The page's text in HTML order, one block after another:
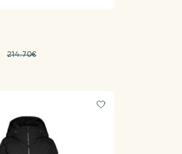
214.70€